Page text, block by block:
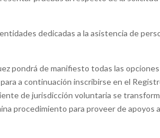
dedicadas a la asistencia de
pondrá de manifiesto todas las
a continuación inscribirse en el
de jurisdicción voluntaria se
procedimiento para proveer de apoyos